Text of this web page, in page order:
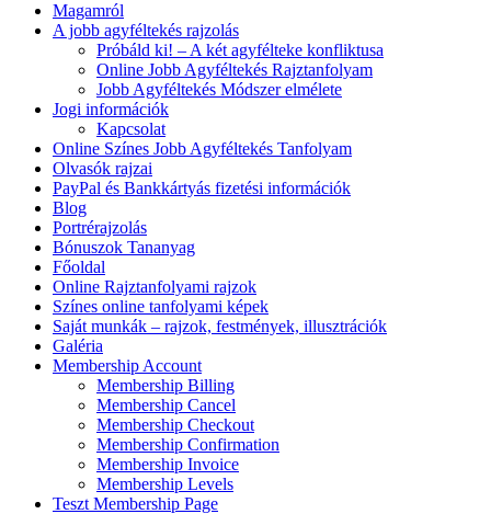
Magamról
A jobb agyféltekés rajzolás
Próbáld ki! – A két agyfélteke konfliktusa
Online Jobb Agyféltekés Rajztanfolyam
Jobb Agyféltekés Módszer elmélete
Jogi információk
Kapcsolat
Online Színes Jobb Agyféltekés Tanfolyam
Olvasók rajzai
PayPal és Bankkártyás fizetési információk
Blog
Portrérajzolás
Bónuszok Tananyag
Főoldal
Online Rajztanfolyami rajzok
Színes online tanfolyami képek
Saját munkák – rajzok, festmények, illusztrációk
Galéria
Membership Account
Membership Billing
Membership Cancel
Membership Checkout
Membership Confirmation
Membership Invoice
Membership Levels
Teszt Membership Page